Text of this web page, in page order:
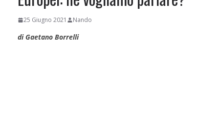
25 Giugno 2021 Nando
di Gaetano Borrelli